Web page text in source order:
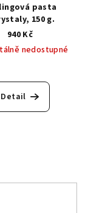
pasta
150 g.
940 Kč
nedostupné
Detail